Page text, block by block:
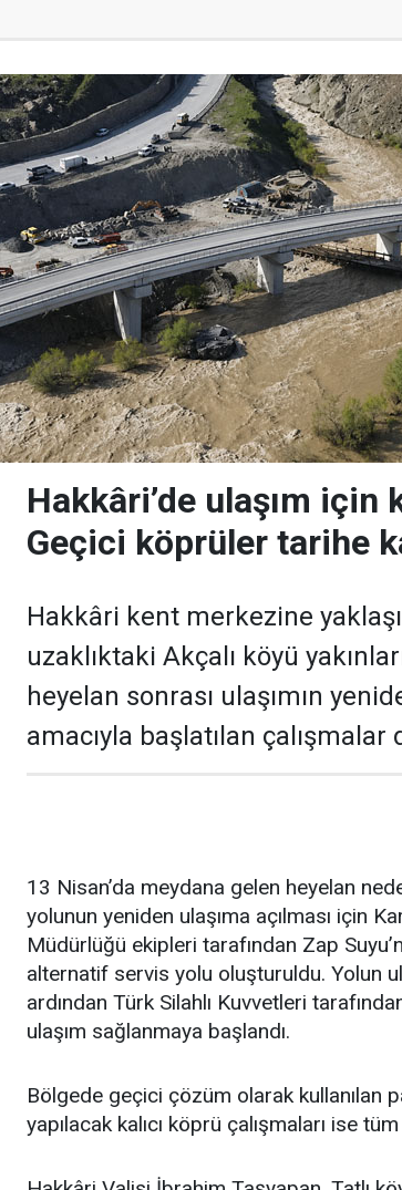
Hakkâri’de ulaşım
Geçici köprüler tarihe
Hakkâri kent merkezine
uzaklıktaki Akçalı köyü
heyelan sonrası ulaşımın
amacıyla başlatılan çalışmalar
13 Nisan’da meydana gelen heyelan
yolunun yeniden ulaşıma açılması için
Müdürlüğü ekipleri tarafından Zap
alternatif servis yolu oluşturuldu. Yolun
ardından Türk Silahlı Kuvvetleri
ulaşım sağlanmaya başlandı.
Bölgede geçici çözüm olarak kullanılan
yapılacak kalıcı köprü çalışmaları ise